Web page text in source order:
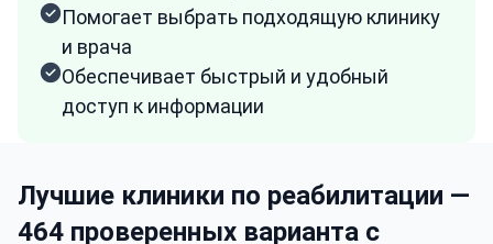
Помогает выбрать подходящую клинику
и врача
Обеспечивает быстрый и удобный
доступ к информации
Лучшие клиники по реабилитации —
464 проверенных варианта с